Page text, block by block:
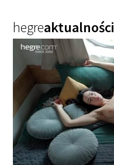
hegreaktualności